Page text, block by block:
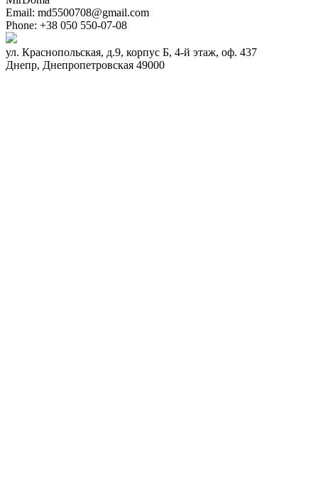
Email: md5500708@gmail.com
Phone: +38 050 550-07-08
ул. Краснопольская, д.9, корпус Б, 4-й этаж, оф. 437
Днепр, Днепропетровская 49000